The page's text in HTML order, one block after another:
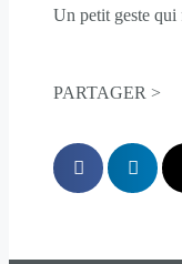
Un petit geste qui
PARTAGER >